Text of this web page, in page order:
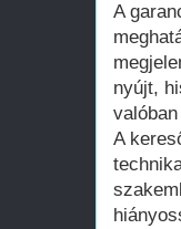
A
nyújt,
A